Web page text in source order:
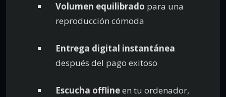
Volumen equilibrado para una
reproducción cómoda
Entrega digital instantánea
después del pago exitoso
Escucha offlineen tu ordenador,